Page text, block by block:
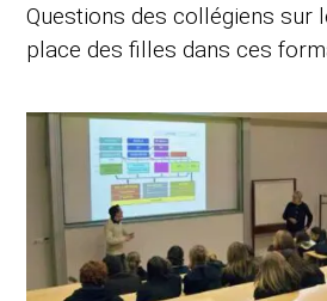
Questions des collégiens sur
place des filles dans ces